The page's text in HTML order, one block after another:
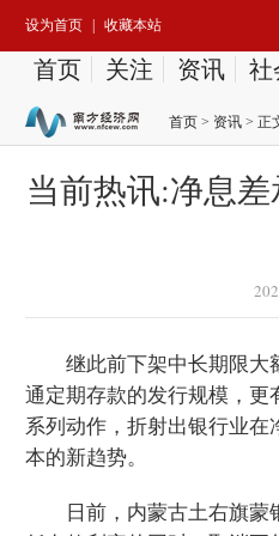
设为首页 收藏本站
首页 关注 资讯 社
首页 > 资讯 > 正
当前热讯:净息
继此前下架中长期限大
通定期存款的发行规模，
系列动作，折射出银行业
本的新趋势。
日前，内蒙古土右旗